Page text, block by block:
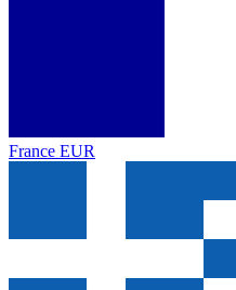
France EUR